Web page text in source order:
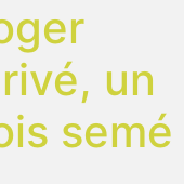
un
semé